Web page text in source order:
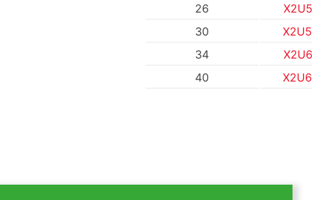
26
30
34
40